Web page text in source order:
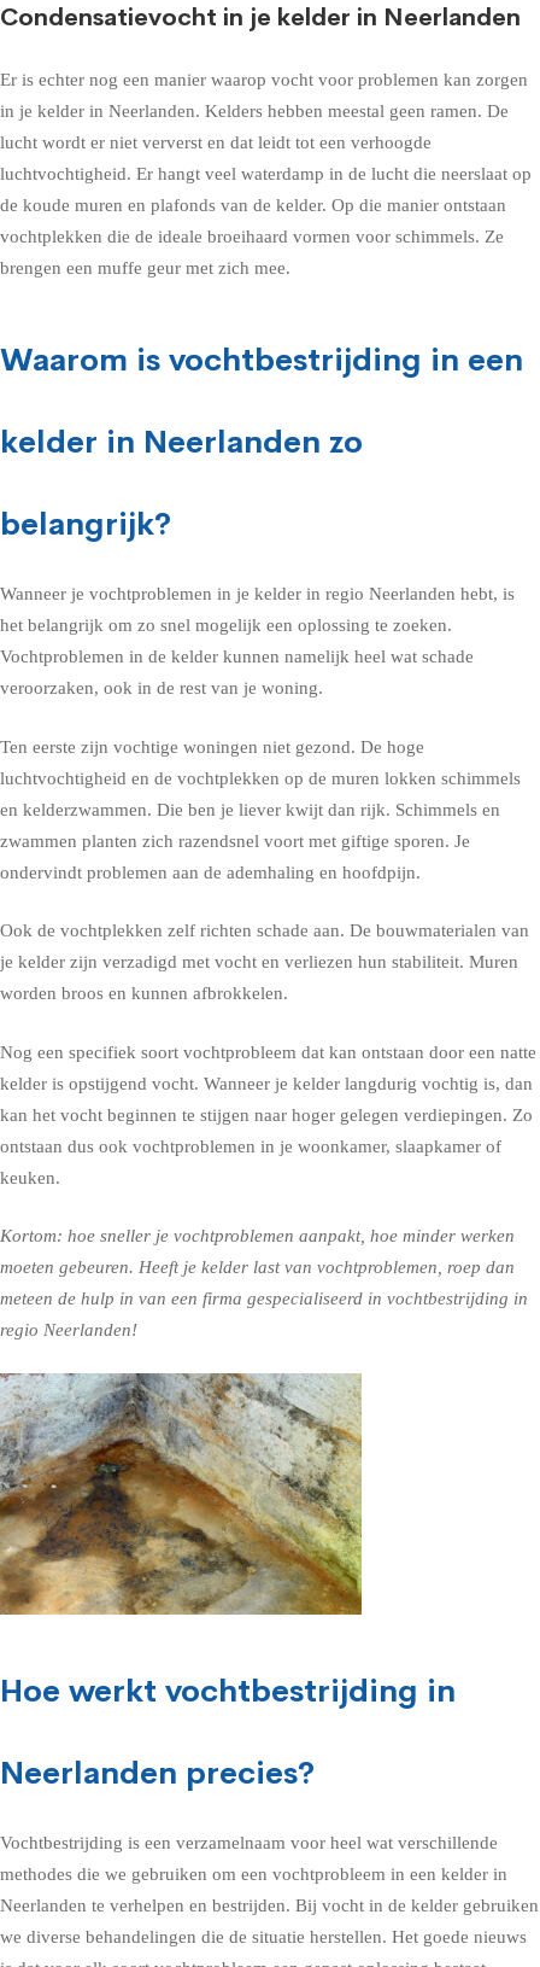
Condensatievocht in je kelder in Neerlanden
Er is echter nog een manier waarop vocht voor problemen kan zorgen
in je kelder in Neerlanden. Kelders hebben meestal geen ramen. De
lucht wordt er niet ververst en dat leidt tot een verhoogde
luchtvochtigheid. Er hangt veel waterdamp in de lucht die neerslaat op
de koude muren en plafonds van de kelder. Op die manier ontstaan
vochtplekken die de ideale broeihaard vormen voor schimmels. Ze
brengen een muffe geur met zich mee.
Waarom is vochtbestrijding in een
kelder in Neerlanden zo
belangrijk?
Wanneer je vochtproblemen in je kelder in regio Neerlanden hebt, is
het belangrijk om zo snel mogelijk een oplossing te zoeken.
Vochtproblemen in de kelder kunnen namelijk heel wat schade
veroorzaken, ook in de rest van je woning.
Ten eerste zijn vochtige woningen niet gezond. De hoge
luchtvochtigheid en de vochtplekken op de muren lokken schimmels
en kelderzwammen. Die ben je liever kwijt dan rijk. Schimmels en
zwammen planten zich razendsnel voort met giftige sporen. Je
ondervindt problemen aan de ademhaling en hoofdpijn.
Ook de vochtplekken zelf richten schade aan. De bouwmaterialen van
je kelder zijn verzadigd met vocht en verliezen hun stabiliteit. Muren
worden broos en kunnen afbrokkelen.
Nog een specifiek soort vochtprobleem dat kan ontstaan door een natte
kelder is opstijgend vocht. Wanneer je kelder langdurig vochtig is, dan
kan het vocht beginnen te stijgen naar hoger gelegen verdiepingen. Zo
ontstaan dus ook vochtproblemen in je woonkamer, slaapkamer of
keuken.
Kortom: hoe sneller je vochtproblemen aanpakt, hoe minder werken
moeten gebeuren. Heeft je kelder last van vochtproblemen, roep dan
meteen de hulp in van een firma gespecialiseerd in vochtbestrijding in
regio Neerlanden!
Hoe werkt vochtbestrijding in
Neerlanden precies?
Vochtbestrijding is een verzamelnaam voor heel wat verschillende
methodes die we gebruiken om een vochtprobleem in een kelder in
Neerlanden te verhelpen en bestrijden. Bij vocht in de kelder gebruiken
we diverse behandelingen die de situatie herstellen. Het goede nieuws